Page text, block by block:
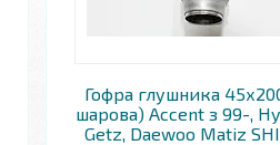
Гофра глушника
шарова) Accent з 99-,
Getz, Daewoo Matiz